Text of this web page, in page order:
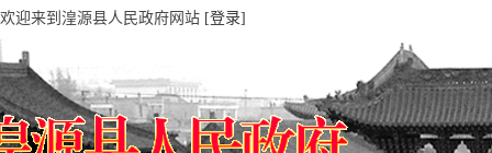
欢迎来到湟源县人民政府网站 [登录]